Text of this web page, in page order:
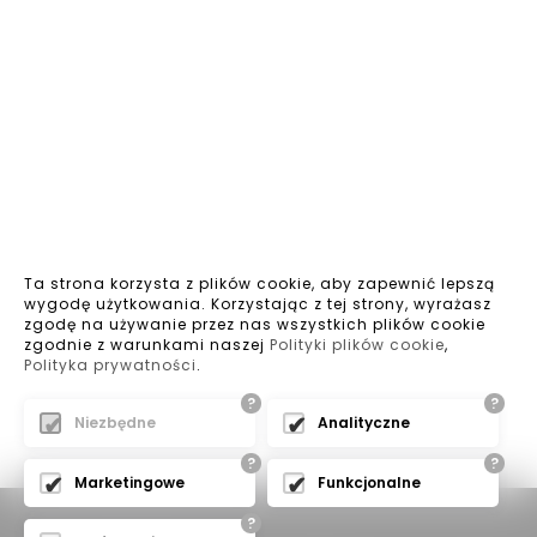
Ta strona korzysta z plików cookie, aby zapewnić lepszą
wygodę użytkowania. Korzystając z tej strony, wyrażasz
zgodę na używanie przez nas wszystkich plików cookie
zgodnie z warunkami naszej Polityki plików cookie,
Polityka prywatności.
?
Niezbędne
?
Analityczne
?
Marketingowe
?
Funkcjonalne
?